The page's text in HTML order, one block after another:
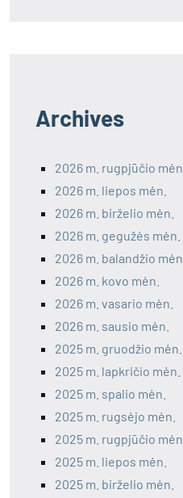
Archives
2026 m. rugpjūčio mėn.
2026 m. liepos mėn.
2026 m. birželio mėn.
2026 m. gegužės mėn.
2026 m. balandžio mėn.
2026 m. kovo mėn.
2026 m. vasario mėn.
2026 m. sausio mėn.
2025 m. gruodžio mėn.
2025 m. lapkričio mėn.
2025 m. spalio mėn.
2025 m. rugsėjo mėn.
2025 m. rugpjūčio mėn.
2025 m. liepos mėn.
2025 m. birželio mėn.